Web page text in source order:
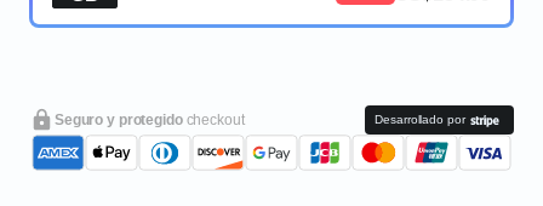
Seguro y protegido checkout Desarrollado por